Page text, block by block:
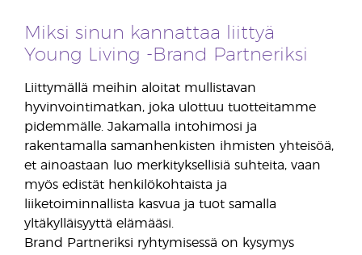
Miksi sinun kannattaa liittyä
Young Living -Brand Partneriksi
Liittymällä meihin aloitat mullistavan
hyvinvointimatkan, joka ulottuu tuotteitamme
pidemmälle. Jakamalla intohimosi ja
rakentamalla samanhenkisten ihmisten yhteisöä,
et ainoastaan luo merkityksellisiä suhteita, vaan
myös edistät henkilökohtaista ja
liiketoiminnallista kasvua ja tuot samalla
yltäkylläisyyttä elämääsi.
Brand Partneriksi ryhtymisessä on kysymys